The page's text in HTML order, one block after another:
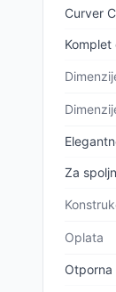
Curver
Za
Oplata
Otporna